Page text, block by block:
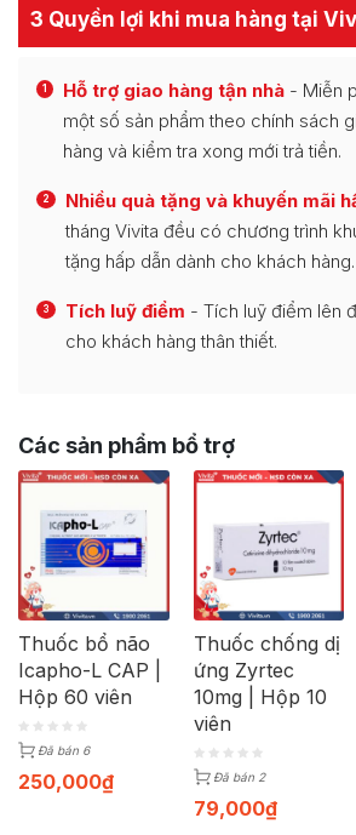
3 Quyền lợi khi mua hàng tại
1 Hỗ trợ giao hàng tận nhà - Miễn
một số sản phẩm theo chính sách
hàng và kiểm tra xong mới trả tiền.
2 Nhiều quà tặng và khuyến mãi
tháng Vivita đều có chương trình
tặng hấp dẫn dành cho khách hàng.
3 Tích luỹ điểm - Tích luỹ điểm lên
cho khách hàng thân thiết.
Các sản phẩm bổ trợ
Thuốc bổ não
Icapho-L CAP |
Hộp 60 viên
Đã bán 6
250,000₫
Thuốc chống dị
ứng Zyrtec
10mg | Hộp 10
viên
Đã bán 2
79,000₫